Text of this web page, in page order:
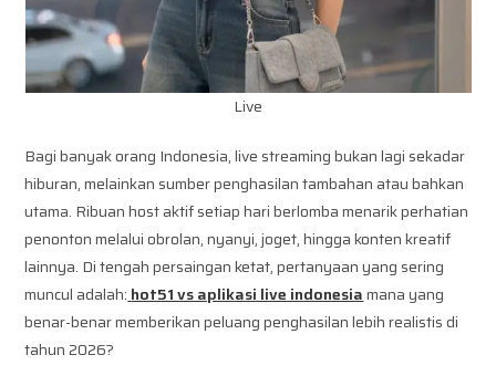
Live
Bagi banyak orang Indonesia, live streaming bukan lagi sekadar
hiburan, melainkan sumber penghasilan tambahan atau bahkan
utama. Ribuan host aktif setiap hari berlomba menarik perhatian
penonton melalui obrolan, nyanyi, joget, hingga konten kreatif
lainnya. Di tengah persaingan ketat, pertanyaan yang sering
muncul adalah: hot51 vs aplikasi live indonesiamana yang
benar-benar memberikan peluang penghasilan lebih realistis di
tahun 2026?